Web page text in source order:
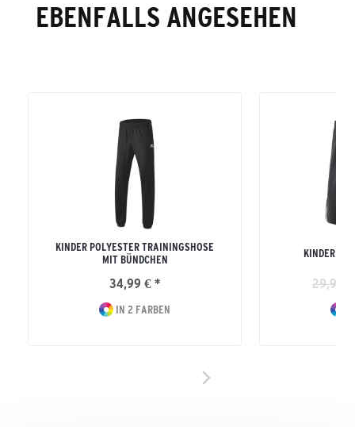
EBENFALLS ANGESEHEN
KINDER POLYESTER TRAININGSHOSE
MIT BÜNDCHEN
34,99 € *
IN 2 FARBEN
KINDER
29,99